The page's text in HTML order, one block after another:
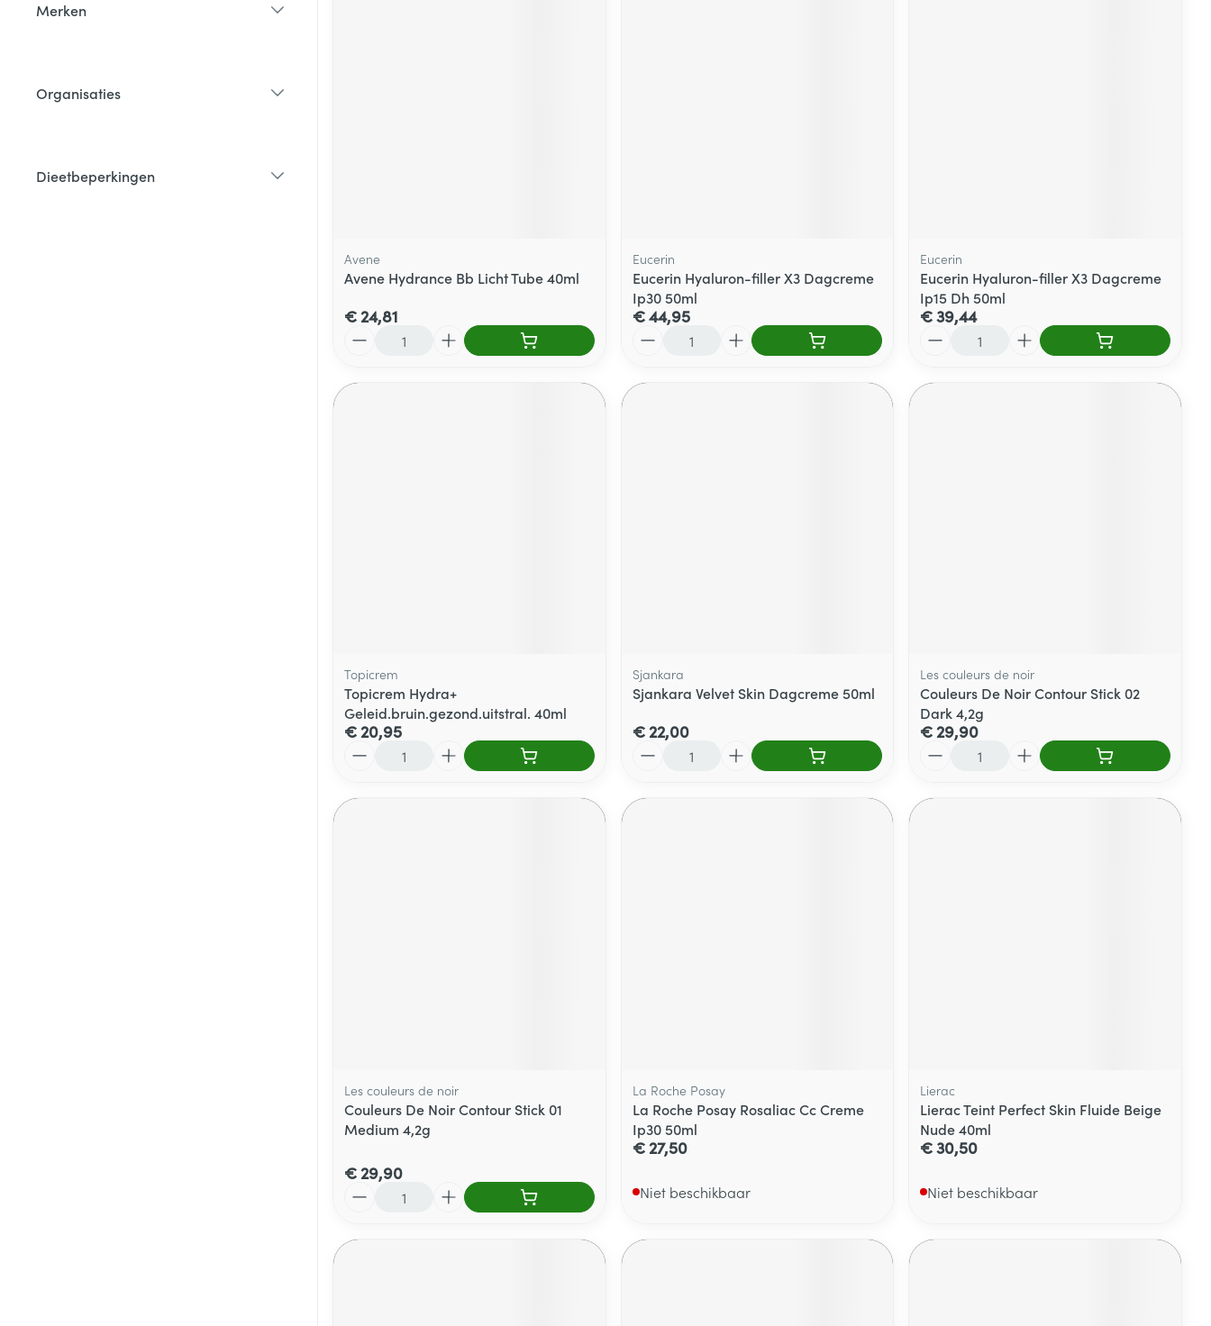
Merken
Organisaties
Dieetbeperkingen
Avene
Avene Hydrance Bb Licht Tube 40ml
€ 24,81
Eucerin
Eucerin Hyaluron-filler X3 Dagcreme
Ip30 50ml
€ 44,95
Eucerin
Eucerin Hyaluron-filler X3 Dagcreme
Ip15 Dh 50ml
€ 39,44
Topicrem
Topicrem Hydra+
Geleid.bruin.gezond.uitstral. 40ml
€ 20,95
Sjankara
Sjankara Velvet Skin Dagcreme 50ml
€ 22,00
Les couleurs de noir
Couleurs De Noir Contour Stick 02
Dark 4,2g
€ 29,90
Les couleurs de noir
Couleurs De Noir Contour Stick 01
Medium 4,2g
€ 29,90
La Roche Posay
La Roche Posay Rosaliac Cc Creme
Ip30 50ml
€ 27,50
Niet beschikbaar
Lierac
Lierac Teint Perfect Skin Fluide Beige
Nude 40ml
€ 30,50
Niet beschikbaar